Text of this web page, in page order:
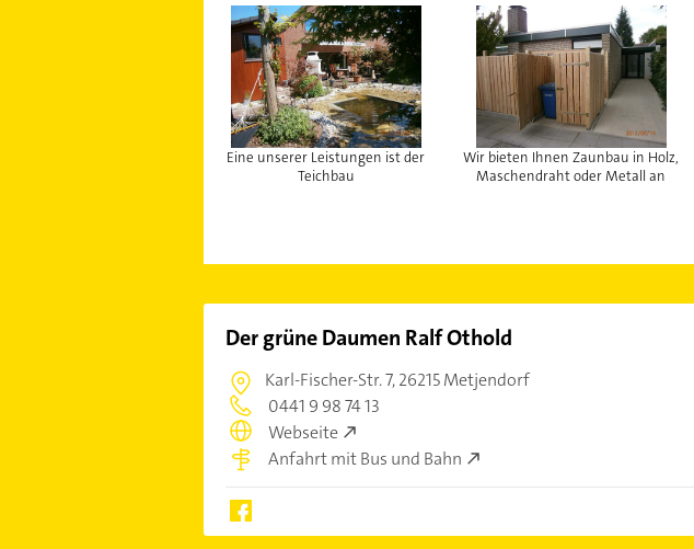
Eine unserer Leistungen ist der
Teichbau
Wir bieten Ihnen Zaunbau in Holz,
Maschendraht oder Metall an
Der grüne Daumen Ralf Othold
Karl-Fischer-Str. 7,26215 Metjendorf
0441 9 98 74 13
Webseite
Anfahrt mit Bus und Bahn